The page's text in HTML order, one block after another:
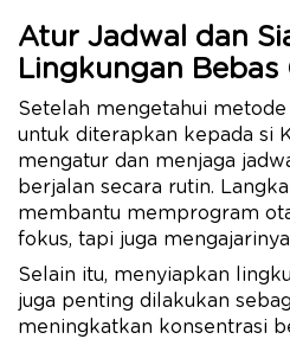
Atur Jadwal dan
Lingkungan Bebas
Setelah mengetahui
untuk diterapkan kepada si
mengatur dan menjaga
berjalan secara rutin.
membantu memprogram
fokus, tapi juga
Selain itu, menyiapkan
juga penting dilakukan
meningkatkan konsentrasi